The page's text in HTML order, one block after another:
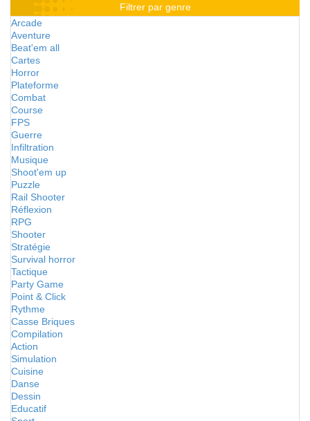
Filtrer par genre
Arcade
Aventure
Beat'em all
Cartes
Horror
Plateforme
Combat
Course
FPS
Guerre
Infiltration
Musique
Shoot'em up
Puzzle
Rail Shooter
Réflexion
RPG
Shooter
Stratégie
Survival horror
Tactique
Party Game
Point & Click
Rythme
Casse Briques
Compilation
Action
Simulation
Cuisine
Danse
Dessin
Educatif